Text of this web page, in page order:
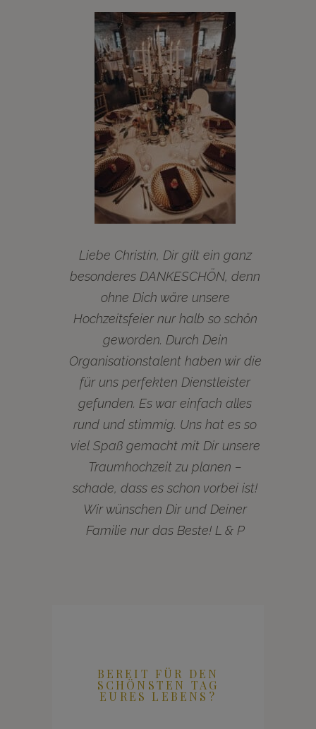
Liebe Christin, Dir gilt ein ganz
besonderes DANKESCHÖN, denn
ohne Dich wäre unsere
Hochzeitsfeier nur halb so schön
geworden. Durch Dein
Organisationstalent haben wir die
für uns perfekten Dienstleister
gefunden. Es war einfach alles
rund und stimmig. Uns hat es so
viel Spaß gemacht mit Dir unsere
Traumhochzeit zu planen –
schade, dass es schon vorbei ist!
Wir wünschen Dir und Deiner
Familie nur das Beste! L & P
BEREIT FÜR DEN
SCHÖNSTEN TAG
EURES LEBENS?